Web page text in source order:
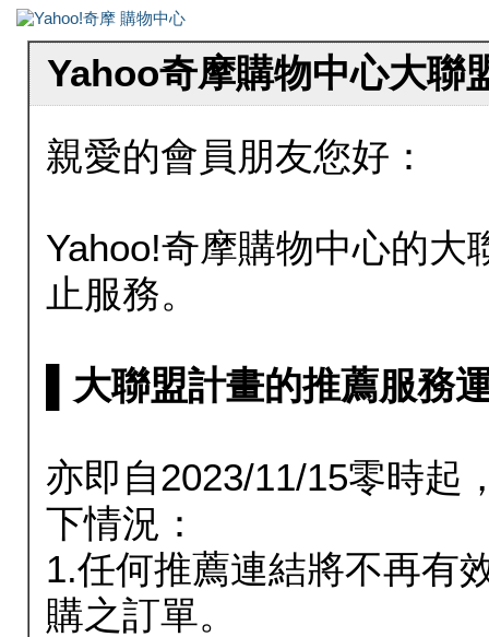
Yahoo奇摩購物中心大聯
親愛的會員朋友您好：
Yahoo!奇摩購物中心的大
止服務。
▌大聯盟計畫的推薦服務
亦即自2023/11/15零時起
下情況：
1.任何推薦連結將不再有
購之訂單。